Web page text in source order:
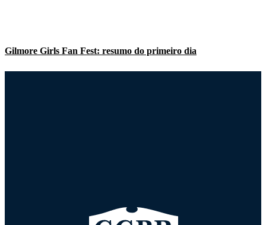
Gilmore Girls Fan Fest: resumo do primeiro dia